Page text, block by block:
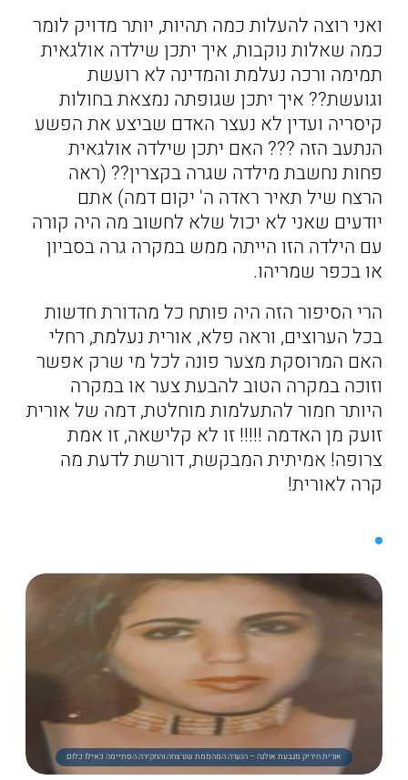
ואני רוצה להעלות כמה תהיות, יותר מדויק לומר
כמה שאלות נוקבות, איך יתכן שילדה אולגאית
תמימה ורכה נעלמת והמדינה לא רועשת
וגועשת?? איך יתכן שגופתה נמצאת בחולות
קיסריה ועדין לא נעצר האדם שביצע את הפשע
הנתעב הזה ??? האם יתכן שילדה אולגאית
פחות נחשבת מילדה שגרה בקצרין?? (ראה
הרצח שיל תאיר ראדה ה' יקום דמה) אתם
יודעים שאני לא יכול שלא לחשוב מה היה קורה
עם הילדה הזו הייתה ממש במקרה גרה בסביון
או בכפר שמריהו.
הרי הסיפור הזה היה פותח כל מהדורת חדשות
בכל הערוצים, וראה פלא, אורית נעלמת, רחלי
האם המרוסקת מצער פונה לכל מי שרק אפשר
וזוכה במקרה הטוב להבעת צער או במקרה
היותר חמור להתעלמות מוחלטת, דמה של אורית
זועק מן האדמה !!!!! זו לא קלישאה, זו אמת
צרופה! אמיתית המבקשת, דורשת לדעת מה
קרה לאורית!
אורית חיריק מגבעת אולגה – הנערה המהממת שנרצחה והחקירה הסתיימה כאילו כלום